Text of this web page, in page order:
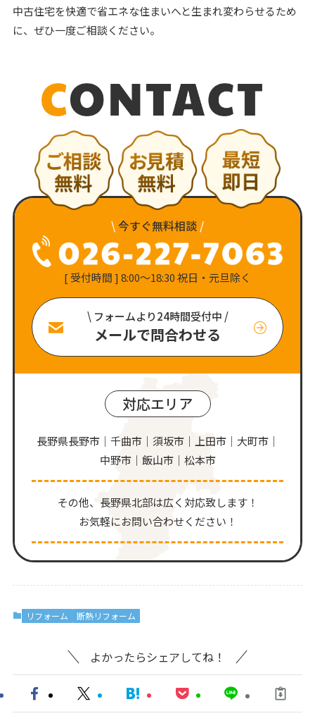
中古住宅を快適で省エネな住まいへと生まれ変わらせるため
に、ぜひ一度ご相談ください。
\ 今すぐ無料相談 /
[ 受付時間 ] 8:00〜18:30 祝日・元旦除く
\ フォームより24時間受付中 /
メールで問合わせる
対応エリア
長野県長野市｜千曲市｜須坂市｜上田市｜大町市｜
中野市｜飯山市｜松本市
その他、⻑野県北部は広く対応致します！
お気軽にお問い合わせください！
リフォーム 断熱リフォーム
よかったらシェアしてね！